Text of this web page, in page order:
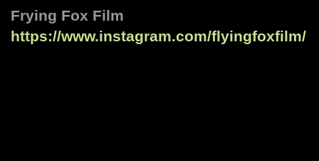
Frying Fox Film
https://www.instagram.com/flyingfoxfilm/